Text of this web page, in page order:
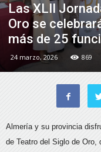
Las XLII
Oro se
más de 25
24 marzo, 2026 869
Almería y su provincia
de Teatro del Siglo de Oro,